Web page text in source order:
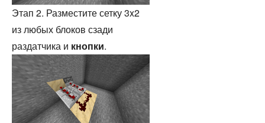
Этап 2. Разместите сетку 3x2
из любых блоков сзади
раздатчика и кнопки.